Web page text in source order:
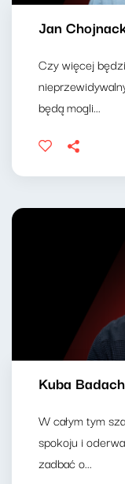
Jan
Czy więcej
będą mogli...
Kuba
W całym tym
spokoju i
zadbać o...